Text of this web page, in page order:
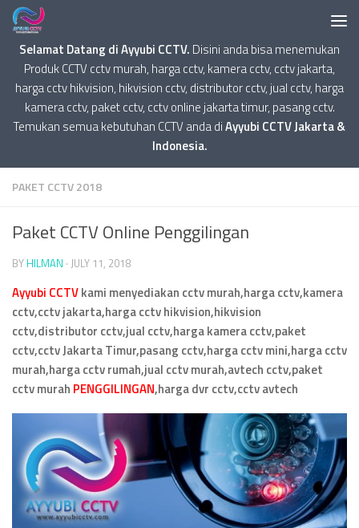
Selamat Datang di Ayyubi CCTV. Disini anda bisa menemukan
Produk CCTV cctv murah, harga cctv, kamera cctv, cctv jakarta,
harga cctv hikvision, hikvision cctv, distributor cctv, jual cctv, harga
kamera cctv, paket cctv, cctv online jakarta timur, pasang cctv.
Temukan semua kebutuhan CCTV anda diAyyubi CCTV Jakarta &
Indonesia.
PAKET CCTV 2018
Paket CCTV Online Penggilingan
BY HILMAN · JULY 11, 2018
Ayyubi CCTVkami menyediakan cctv murah,harga cctv,kamera
cctv,cctv jakarta,harga cctv hikvision,hikvision
cctv,distributor cctv,jual cctv,harga kamera cctv,paket
cctv,cctv Jakarta Timur,pasang cctv,harga cctv mini,harga cctv
murah,harga cctv rumah,jual cctv murah,avtech cctv,paket
cctv murah PENGGILINGAN,harga dvr cctv,cctv avtech